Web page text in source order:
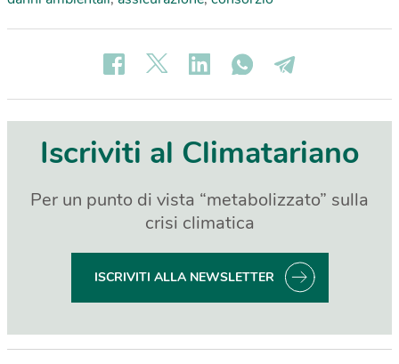
Iscriviti al Climatariano
Per un punto di vista “metabolizzato” sulla
crisi climatica
ISCRIVITI ALLA NEWSLETTER